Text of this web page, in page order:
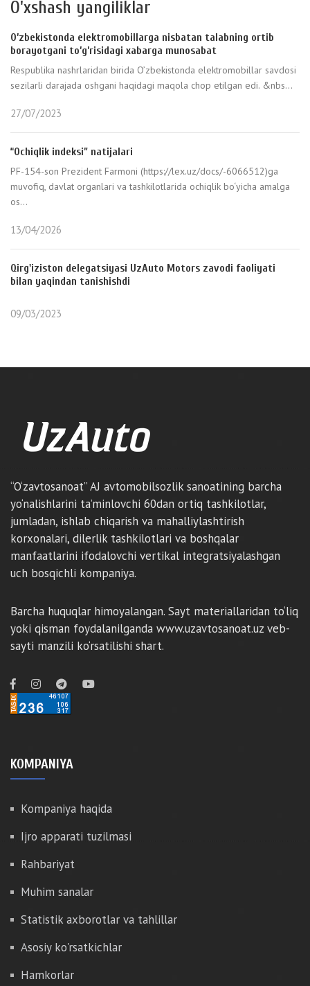
O'xshash yangiliklar
O’zbekistonda elektromobillarga nisbatan talabning ortib
borayotgani to’g’risidagi xabarga munosabat
Respublika nashrlaridan birida O’zbekistonda elektromobillar savdosi
sezilarli darajada oshgani haqidagi maqola chop etilgan edi. &nbs...
27/07/2023
“Ochiqlik indeksi” natijalari
PF-154-son Prezident Farmoni (https://lex.uz/docs/-6066512)ga
muvofiq, davlat organlari va tashkilotlarida ochiqlik bo‘yicha amalga
os...
13/04/2026
Qirg'iziston delegatsiyasi UzAuto Motors zavodi faoliyati
bilan yaqindan tanishishdi
09/03/2023
“O‘zavtosanoat” AJ avtomobilsozlik sanoatining barcha
yo‘nalishlarini ta’minlovchi 60dan ortiq tashkilotlar,
jumladan, ishlab chiqarish va mahalliylashtirish
korxonalari, dilerlik tashkilotlari va boshqalar
manfaatlarini ifodalovchi vertikal integratsiyalashgan
uch bosqichli kompaniya.
Barcha huquqlar himoyalangan. Sayt materiallaridan to‘liq
yoki qisman foydalanilganda www.uzavtosanoat.uz veb-
sayti manzili ko‘rsatilishi shart.
KOMPANIYA
Kompaniya haqida
Ijro apparati tuzilmasi
Rahbariyat
Muhim sanalar
Statistik axborotlar va tahlillar
Asosiy ko'rsatkichlar
Hamkorlar